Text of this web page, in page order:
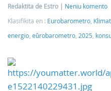
Redaktita de Estro
Neniu komento
Klasifikita en : Eurobarometro,
energio, eŭrobarometro, 2025,